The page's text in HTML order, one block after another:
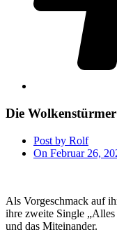
Die
Post by Rolf
On Februar 26,
Als Vorgeschmack auf
ihre zweite Single
und das Miteinander.